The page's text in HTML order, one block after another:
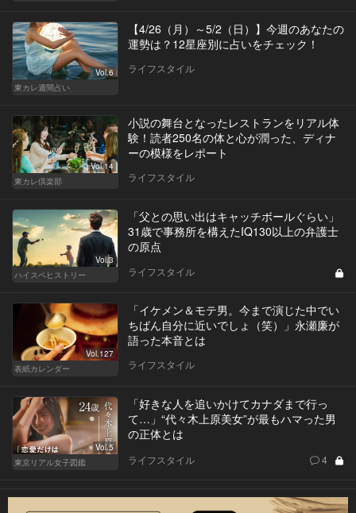
Vol.6
東カレ週間占い
【4/26（月）～5/2（日）】今週のあなたの
運勢は？12星座別に占いをチェック！
ライフスタイル
Vol.14
東カレ倶楽部
小説の舞台となったレストランをリアル体
験！読者250名の体と心が潤った、ディナ
ーの模様をレポート
ライフスタイル
Vol.3
ハイスペヒストリー
「父との思い出はキャッチボールぐらい」
31歳で事務所を構えたIQ130以上の弁護士
の原点
ライフスタイル
Vol.127
表紙カレンダー
「イケメン＆モテ男。今まで演じた中でい
ちばん自分に近いでしょ（笑）」永瀬廉が
語った本音とは
ライフスタイル
Vol.5
東京リアル女子図鑑
「好きな人を追いかけてカナダまで行っ
て…」“代々木上原美女”が最もハマった男
の正体とは
ライフスタイル 4